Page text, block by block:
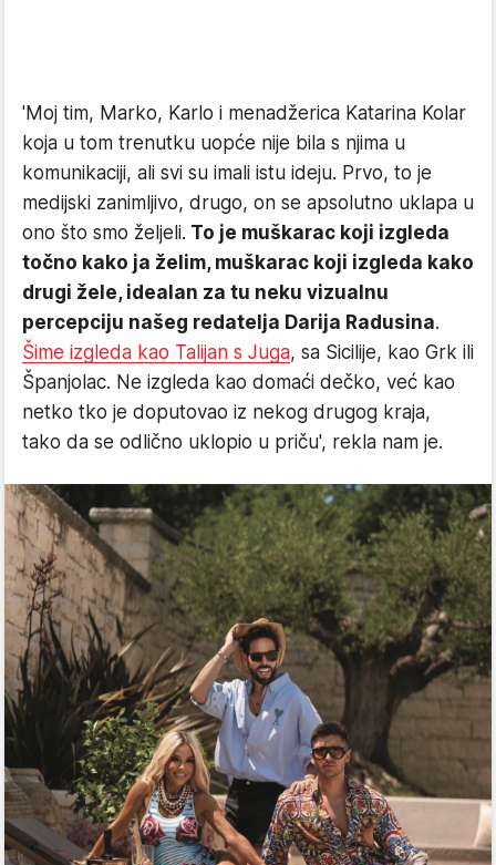
'Moj tim, Marko, Karlo i menadžerica Katarina Kolar
koja u tom trenutku uopće nije bila s njima u
komunikaciji, ali svi su imali istu ideju. Prvo, to je
medijski zanimljivo, drugo, on se apsolutno uklapa u
ono što smo željeli. To je muškarac koji izgleda
točno kako ja želim, muškarac koji izgleda kako
drugi žele, idealan za tu neku vizualnu
percepciju našeg redatelja Darija Radusina.
Šime izgleda kao Talijan s Juga, sa Sicilije, kao Grk ili
Španjolac. Ne izgleda kao domaći dečko, već kao
netko tko je doputovao iz nekog drugog kraja,
tako da se odlično uklopio u priču', rekla nam je.